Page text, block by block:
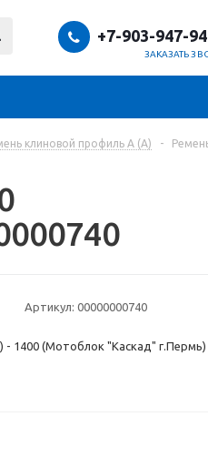
+7-903-947-
ЗАКАЗАТЬ
клиновой профиль A (А) -
Артикул: 00000000740
- 1400 (Мотоблок "Каскад" г.Пермь)